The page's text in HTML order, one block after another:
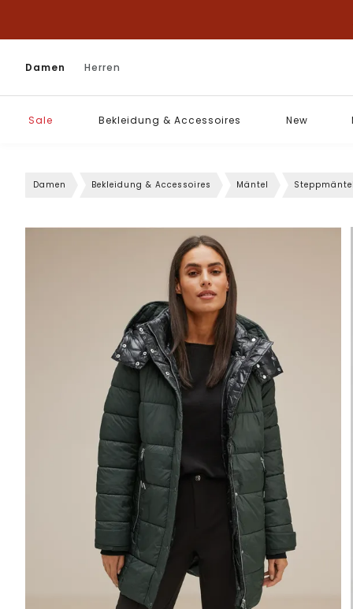
Damen Herren
Sale Bekleidung & Accessoires New
Damen Bekleidung & Accessoires Mäntel Steppmäntel